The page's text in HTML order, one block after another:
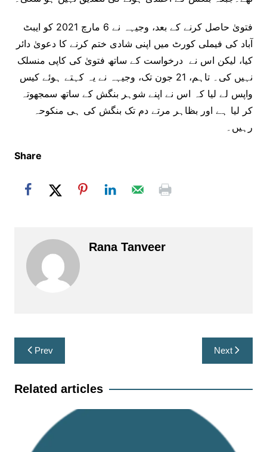
فتویٰ حاصل کرنے کے بعد، وجیہہ نے 6 مارچ 2021 کو ایبٹ
آباد کی فیملی کورٹ میں اپنی شادی ختم کرنے کا دعویٰ دائر
کیا، لیکن اس نے درخواست کے ساتھ فتویٰ کی کاپی منسلک
نہیں کی۔ تاہم، 21 جون تک، وجیہہ نے یہ کہتے ہوئے کیس
واپس لے لیا کہ اس نے اپنے شوہر بنگش کے ساتھ سمجھوتہ
کر لیا ہے اور بظاہر مرتے دم تک بنگش کی ہی منکوحہ
رہیں۔
Share
Rana Tanveer
Post
navigation
Prev Next
Related articles